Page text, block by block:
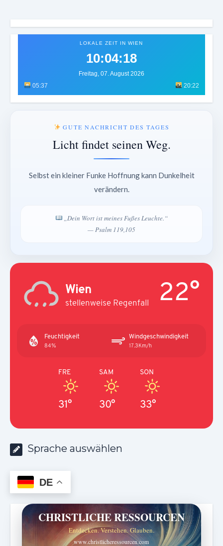
LOKALE ZEIT IN WIEN
10:04:21
Freitag, 07. August 2026
05:37
20:22
GUTE NACHRICHT DES TAGES
Licht findet seinen Weg.
Selbst ein kleiner Funke Hoffnung kann Dunkelheit
verändern.
„Dein Wort ist meines Fußes Leuchte.“
— Psalm 119,105
Wien
stellenweise Regenfall 22°
Feuchtigkeit
84%
Windgeschwindigkeit
17.3Km/h
FRE
31°
SAM
30°
SON
33°
Sprache auswählen
DE
CHRISTLICHE RESSOURCEN
Entdecken. Verstehen. Glauben.
www.christlicheressourcen.com